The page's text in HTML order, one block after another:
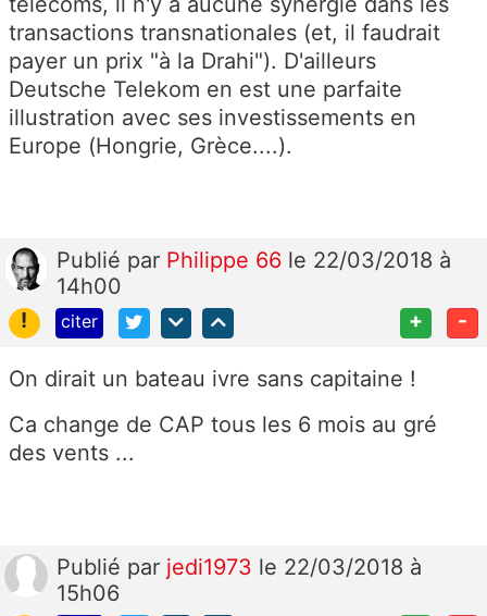
transactions transnationales (et, il faudrait
payer un prix "à la Drahi"). D'ailleurs
Deutsche Telekom en est une parfaite
illustration avec ses investissements en
Europe (Hongrie, Grèce....).
Publié par Philippe 66 le 22/03/2018 à
14h00
!
citer + -
On dirait un bateau ivre sans capitaine !
Ca change de CAP tous les 6 mois au gré
des vents ...
Publié par jedi1973 le 22/03/2018 à
15h06